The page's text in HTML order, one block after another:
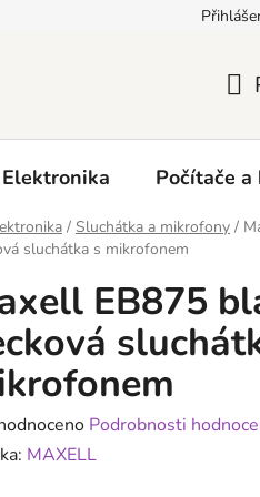
Elektronika Počítače
/ Sluchátka a mikrofony /
sluchátka s mikrofonem
EB875
Podrobnosti
MAXELL